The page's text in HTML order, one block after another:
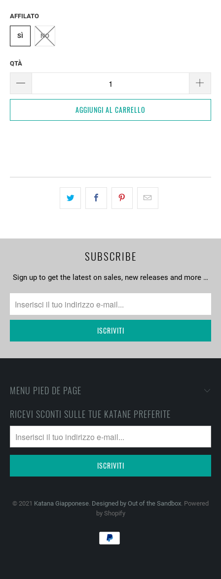
AFFILATO
SÌ NO
QTÀ
AGGIUNGI AL CARRELLO
SUBSCRIBE
Sign up to get the latest on sales, new releases and more …
MENU PIED DE PAGE
RICEVI SCONTI SULLE TUE KATANE PREFERITE
© 2021 Katana Giapponese. Designed by Out of the Sandbox. Powered
by Shopify